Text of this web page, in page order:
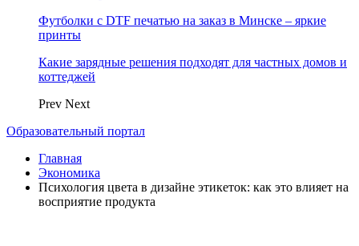
Футболки с DTF печатью на заказ в Минске – яркие
принты
Какие зарядные решения подходят для частных домов и
коттеджей
Prev Next
Образовательный портал
Главная
Экономика
Психология цвета в дизайне этикеток: как это влияет на
восприятие продукта